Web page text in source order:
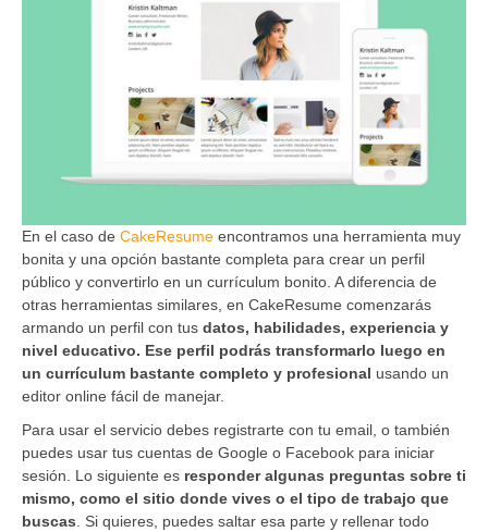
En el caso de CakeResume encontramos una herramienta muy
bonita y una opción bastante completa para crear un perfil
público y convertirlo en un currículum bonito. A diferencia de
otras herramientas similares, en CakeResume comenzarás
armando un perfil con tus datos, habilidades, experiencia y
nivel educativo. Ese perfil podrás transformarlo luego en
un currículum bastante completo y profesional usando un
editor online fácil de manejar.
Para usar el servicio debes registrarte con tu email, o también
puedes usar tus cuentas de Google o Facebook para iniciar
sesión. Lo siguiente es responder algunas preguntas sobre ti
mismo, como el sitio donde vives o el tipo de trabajo que
buscas. Si quieres, puedes saltar esa parte y rellenar todo